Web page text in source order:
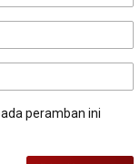
peramban ini